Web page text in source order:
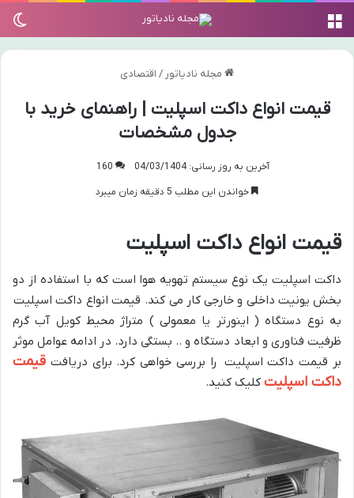
مجله نادیاتور / اقتصادی
قیمت انواع داکت اسپلیت | راهنمای خرید با
جدول مشخصات
آخرین به روز رسانی: 04/03/1404
160
خواندن این مطلب 5 دقیقه زمان میبرد
قیمت انواع داکت اسپلیت
داکت اسپلیت یک نوع سیستم تهویه هوا است که با استفاده از دو
بخش یونیت داخلی و خارجی کار می کند. قیمت انواع داکت اسپلیت
به نوع دستگاه ( اینورتر یا معمولی ) متراژ محیط کویل آب گرم
ظرفیت فناوری و ابعاد دستگاه و .. بستگی دارد. در ادامه عوامل موثر
بر قیمت داکت اسپلیت را بررسی خواهی کرد. برای دریافت قیمت
داکت اسپلیت کلیک کنید.